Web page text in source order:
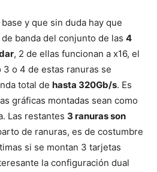
y que sin duda hay que
banda del conjunto de las 4
, 2 de ellas funcionan a x16, el
o 4 de estas ranuras se
total de hasta 320Gb/s. Es
gráficas montadas sean como
Las restantes 3 ranuras son
de ranuras, es de costumbre
si se montan 3 tarjetas
la configuración dual